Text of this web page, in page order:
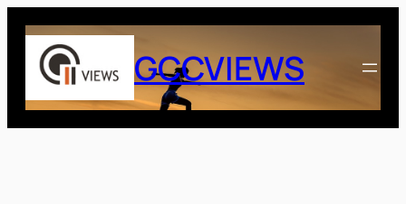
Saltar
contenido
GCCVIEWS